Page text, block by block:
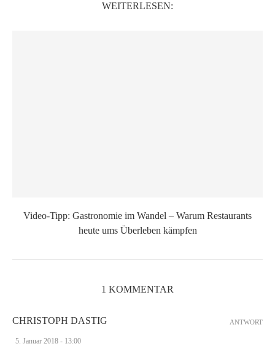
WEITERLESEN:
Video-Tipp: Gastronomie im Wandel – Warum Restaurants
heute ums Überleben kämpfen
1 KOMMENTAR
CHRISTOPH DASTIG
5. Januar 2018 - 13:00
ANTWORT